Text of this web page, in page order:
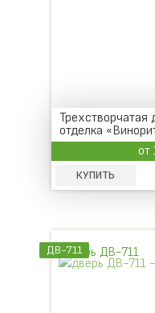
Трехстворчатая
отделка
от
КУПИТЬ
ДВ-711